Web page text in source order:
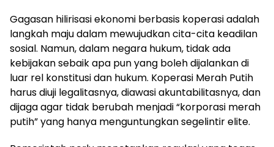
Gagasan hilirisasi ekonomi berbasis koperasi adalah
langkah maju dalam mewujudkan cita-cita keadilan
sosial. Namun, dalam negara hukum, tidak ada
kebijakan sebaik apa pun yang boleh dijalankan di
luar rel konstitusi dan hukum. Koperasi Merah Putih
harus diuji legalitasnya, diawasi akuntabilitasnya, dan
dijaga agar tidak berubah menjadi “korporasi merah
putih” yang hanya menguntungkan segelintir elite.